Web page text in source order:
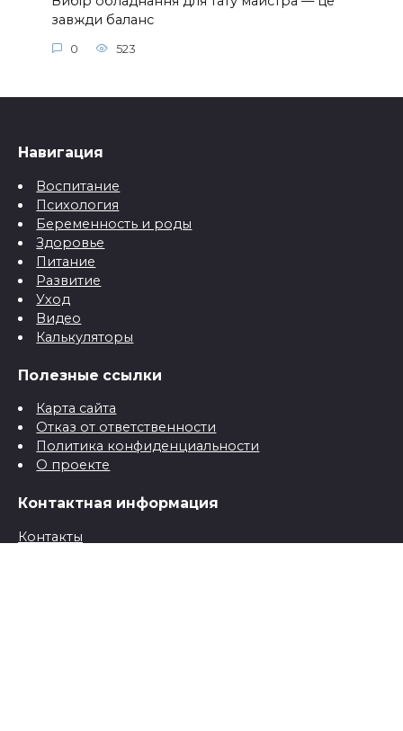
завжди баланс
0 523
Навигация
Воспитание
Психология
Беременность и роды
Здоровье
Питание
Развитие
Уход
Видео
Калькуляторы
Полезные ссылки
Карта сайта
Отказ от ответственности
Политика конфиденциальности
О проекте
Контактная информация
Контакты